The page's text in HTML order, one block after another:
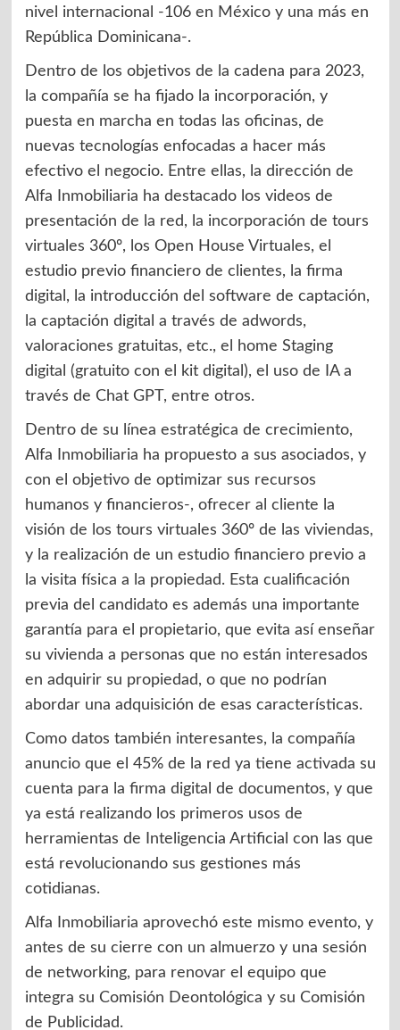
nivel internacional -106 en México y una más en
República Dominicana-.
Dentro de los objetivos de la cadena para 2023,
la compañía se ha fijado la incorporación, y
puesta en marcha en todas las oficinas, de
nuevas tecnologías enfocadas a hacer más
efectivo el negocio. Entre ellas, la dirección de
Alfa Inmobiliaria ha destacado los videos de
presentación de la red, la incorporación de tours
virtuales 360º, los Open House Virtuales, el
estudio previo financiero de clientes, la firma
digital, la introducción del software de captación,
la captación digital a través de adwords,
valoraciones gratuitas, etc., el home Staging
digital (gratuito con el kit digital), el uso de IA a
través de Chat GPT, entre otros.
Dentro de su línea estratégica de crecimiento,
Alfa Inmobiliaria ha propuesto a sus asociados, y
con el objetivo de optimizar sus recursos
humanos y financieros-, ofrecer al cliente la
visión de los tours virtuales 360º de las viviendas,
y la realización de un estudio financiero previo a
la visita física a la propiedad. Esta cualificación
previa del candidato es además una importante
garantía para el propietario, que evita así enseñar
su vivienda a personas que no están interesados
en adquirir su propiedad, o que no podrían
abordar una adquisición de esas características.
Como datos también interesantes, la compañía
anuncio que el 45% de la red ya tiene activada su
cuenta para la firma digital de documentos, y que
ya está realizando los primeros usos de
herramientas de Inteligencia Artificial con las que
está revolucionando sus gestiones más
cotidianas.
Alfa Inmobiliaria aprovechó este mismo evento, y
antes de su cierre con un almuerzo y una sesión
de networking, para renovar el equipo que
integra su Comisión Deontológica y su Comisión
de Publicidad.